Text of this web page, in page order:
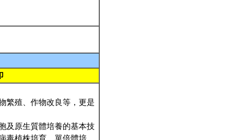
繁殖、作物改良等，更是
及原生質體培養的基本技
毒植株培育、單倍體培